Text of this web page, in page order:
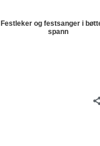
Festleker og festsanger i
spann